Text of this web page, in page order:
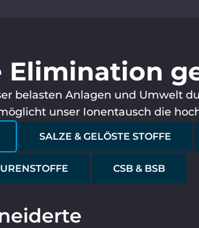
Elimination
belasten Anlagen und Umwelt
unser Ionentausch die
SALZE & GELÖSTE STOFFE
CSB & BSB